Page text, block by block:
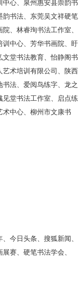
心、泉州惠安县崇韵书
书法、东莞吴文祥硬笔
、林睿珣书法工作室、
中心、芳华书画院、盱
堂书法教育、怡静阁书
术培训有限公司、陕西
法、爱阅鸟练字、龙之
堂书法工作室、启点练
中心、柳州市文康书
今日头条、搜狐新闻、
赛、硬笔书法学会、